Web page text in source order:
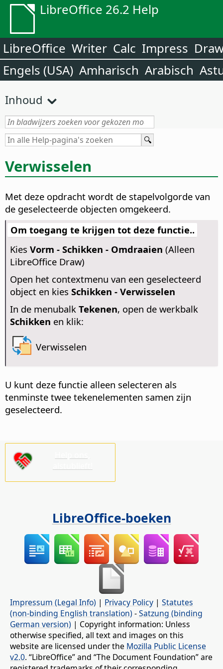
LibreOffice 26.2 Help
LibreOffice Writer Calc Impress
Engels (USA) Amharisch Arabisch
Inhoud
Verwisselen
Met deze opdracht wordt de stapelvolgorde van
de geselecteerde objecten omgekeerd.
Om toegang te krijgen tot deze functie..
Kies Vorm - Schikken - Omdraaien (Alleen
LibreOffice Draw)
Open het contextmenu van een geselecteerd
object en kies Schikken - Verwisselen
In de menubalk Tekenen, open de werkbalk
Schikken en klik:
Verwisselen
U kunt deze functie alleen selecteren als
tenminste twee tekenelementen samen zijn
geselecteerd.
LibreOffice-boeken
Impressum (Legal Info) | Privacy Policy | Statutes
(non-binding English translation) -Satzung (binding
German version) | Copyright information: Unless
otherwise specified, all text and images on this
website are licensed under the Mozilla Public License
v2.0. “LibreOffice” and “The Document Foundation” are